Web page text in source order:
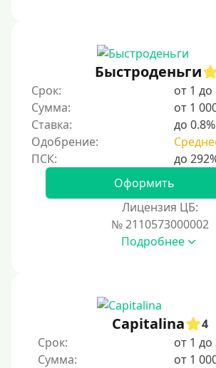
Для иностранных граждан Узбекистана
Для граждан СНГ
Сумма (рублей)
100 руб
300 руб
2500 руб
3000 руб
Быстроденьги
Срок:
от 1
Сумма:
от 1
Ставка:
до 0.8%
Одобрение:
Оформить
Лицензия ЦБ:
№ 2110573000002
Подробнее
Capitalina
4
Срок:
от 1
Сумма:
от 1